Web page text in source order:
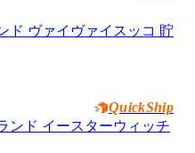
ド ヴァイヴァイスッコ 貯
QuickShip